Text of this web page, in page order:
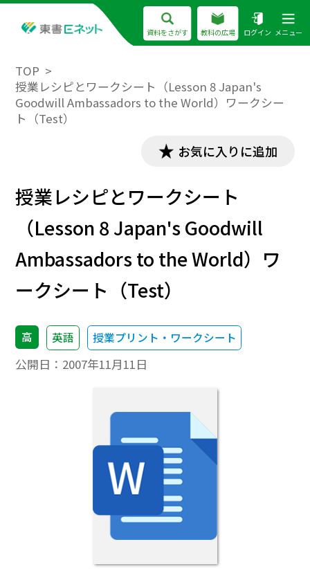
資料をさがす 教科の広場 ログイン メニュー
TOP
授業レシピとワークシート（Lesson 8 Japan's
Goodwill Ambassadors to the World）ワークシー
ト（Test）
お気に入りに追加
授業レシピとワークシート
（Lesson 8 Japan's Goodwill
Ambassadors to the World）ワ
ークシート（Test）
高 英語 授業プリント・ワークシート
公開日： 2007年11月11日